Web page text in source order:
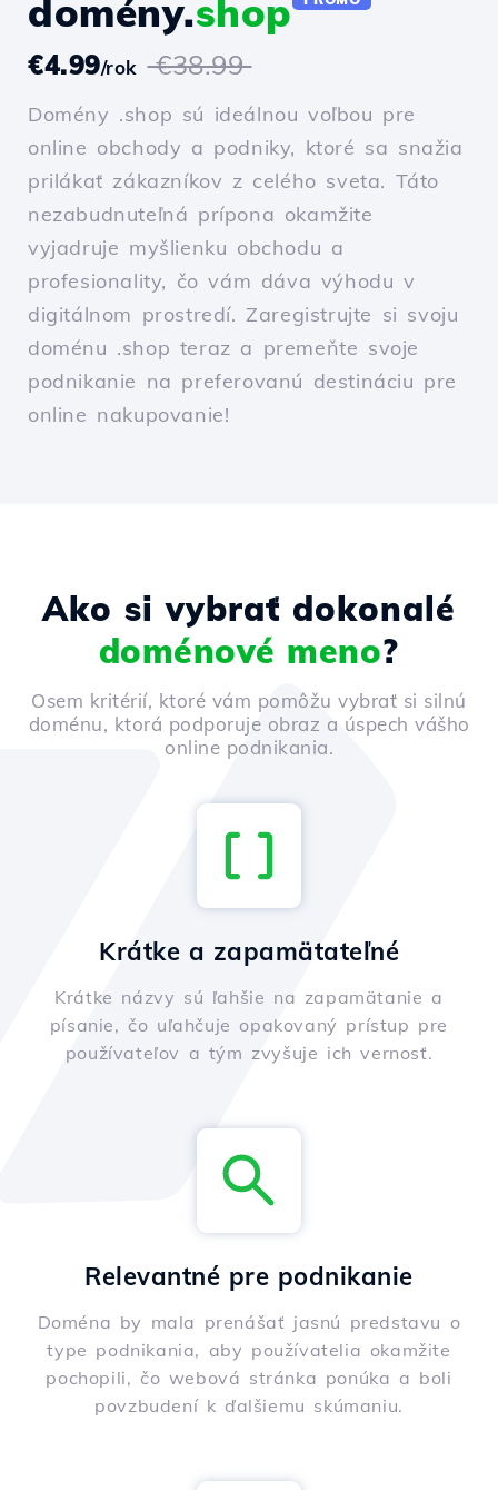
domény.shop
€4.99/rok €38.99
Domény .shop sú ideálnou voľbou pre
online obchody a podniky, ktoré sa snažia
prilákať zákazníkov z celého sveta. Táto
nezabudnuteľná prípona okamžite
vyjadruje myšlienku obchodu a
profesionality, čo vám dáva výhodu v
digitálnom prostredí. Zaregistrujte si svoju
doménu .shop teraz a premeňte svoje
podnikanie na preferovanú destináciu pre
online nakupovanie!
Ako si vybrať dokonalé
doménové meno?
Osem kritérií, ktoré vám pomôžu vybrať si silnú
doménu, ktorá podporuje obraz a úspech vášho
online podnikania.
Krátke a zapamätateľné
Krátke názvy sú ľahšie na zapamätanie a
písanie, čo uľahčuje opakovaný prístup pre
používateľov a tým zvyšuje ich vernosť.
Relevantné pre podnikanie
Doména by mala prenášať jasnú predstavu o
type podnikania, aby používatelia okamžite
pochopili, čo webová stránka ponúka a boli
povzbudení k ďalšiemu skúmaniu.